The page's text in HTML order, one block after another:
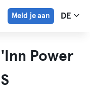
Meld je aan DE
Power